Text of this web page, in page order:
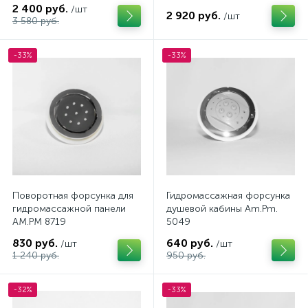
2 400 руб. /шт
3 580 руб.
2 920 руб. /шт
-33%
Поворотная форсунка для
гидромассажной панели
AM.PM 8719
830 руб. /шт
1 240 руб.
-33%
Гидромассажная форсунка
душевой кабины Am.Pm.
5049
640 руб. /шт
950 руб.
-32% -33%